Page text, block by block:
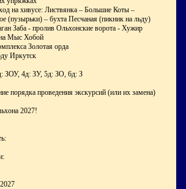
на хивусе: Листвянка – Большие Коты –
(пузырьки) – бухта Песчаная (пикник на льду)
Заба - пролив Ольхонские ворота - Хужир
Мыс Хобой
Золотая орда
Иркутск
ЗОУ, 4д: ЗУ, 5д: ЗО, 6д: З
порядка проведения экскурсий (или их замена)
2027!